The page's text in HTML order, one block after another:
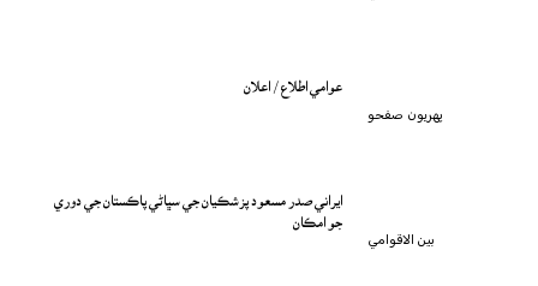
پهريون صفحو
عوامي اطلاع / اعلان
بين الاقوامي
ايراني صدر مسعود پزشڪيان جي سڀاڻي پاڪستان جي دوري
جو امڪان